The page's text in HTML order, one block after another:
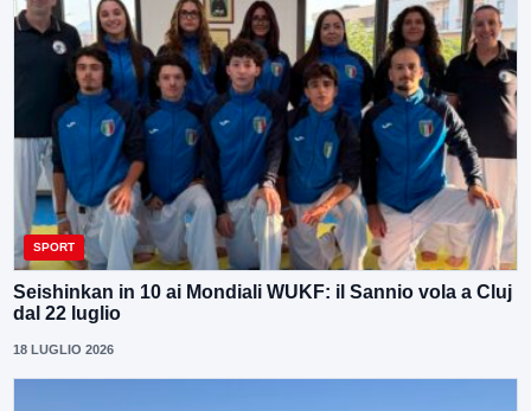
SPORT
Seishinkan in 10 ai Mondiali WUKF: il Sannio vola a Cluj
dal 22 luglio
18 LUGLIO 2026